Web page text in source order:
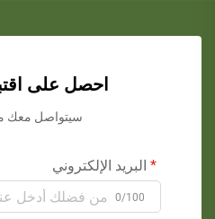
احصل على
سيتواصل معك
البريد الإلكتروني
0/100